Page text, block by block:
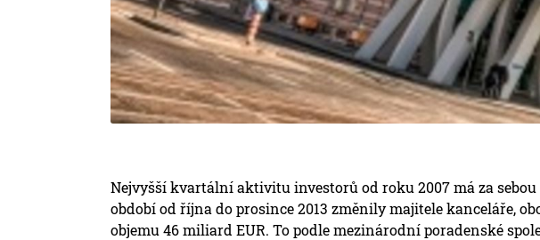
Nejvyšší kvartální aktivitu investorů od roku 2007 má za
období od října do prosince 2013 změnily majitele kanceláře,
objemu 46 miliard EUR. To podle mezinárodní poradenské